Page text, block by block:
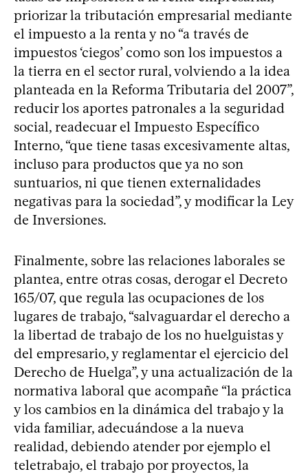
priorizar la tributación empresarial mediante
el impuesto a la renta y no “a través de
impuestos ‘ciegos’ como son los impuestos a
la tierra en el sector rural, volviendo a la idea
planteada en la Reforma Tributaria del 2007”,
reducir los aportes patronales a la seguridad
social, readecuar el Impuesto Específico
Interno, “que tiene tasas excesivamente altas,
incluso para productos que ya no son
suntuarios, ni que tienen externalidades
negativas para la sociedad”, y modificar la Ley
de Inversiones.
Finalmente, sobre las relaciones laborales se
plantea, entre otras cosas, derogar el Decreto
165/07, que regula las ocupaciones de los
lugares de trabajo, “salvaguardar el derecho a
la libertad de trabajo de los no huelguistas y
del empresario, y reglamentar el ejercicio del
Derecho de Huelga”, y una actualización de la
normativa laboral que acompañe “la práctica
y los cambios en la dinámica del trabajo y la
vida familiar, adecuándose a la nueva
realidad, debiendo atender por ejemplo el
teletrabajo, el trabajo por proyectos, la